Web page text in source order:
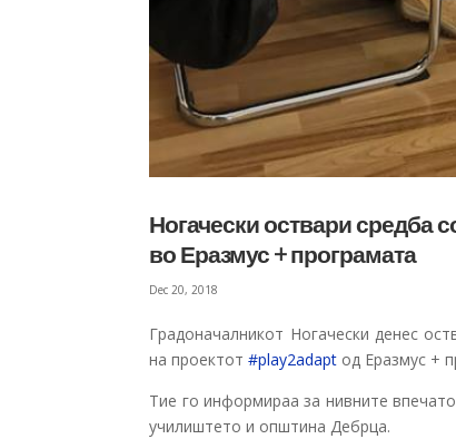
Ногачески оствари средба
во Еразмус + програмата
Dec 20, 2018
Градоначалникот Ногачески денес
на проектот#play2adapt од Еразмус +
Тие го информираа за нивните
училиштето и општина Дебрца.